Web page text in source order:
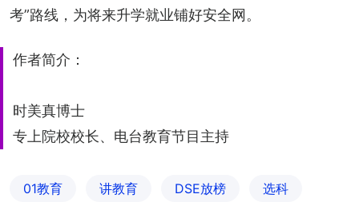
考”路线，为将来升学就业铺好安全网。
作者简介：
时美真博士
专上院校校长、电台教育节目主持
01教育 讲教育 DSE放榜 选科